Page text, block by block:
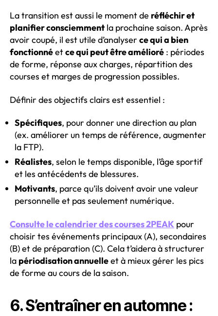
La transition est aussi le moment de réfléchir et
planifier consciemment la prochaine saison. Après
avoir coupé, il est utile d’analyser ce qui a bien
fonctionnéetce qui peut être amélioré : périodes
de forme, réponse aux charges, répartition des
courses et marges de progression possibles.
Définir des objectifs clairs est essentiel :
Spécifiques, pour donner une direction au plan
(ex. améliorer un temps de référence, augmenter
la FTP).
Réalistes, selon le temps disponible, l’âge sportif
et les antécédents de blessures.
Motivants, parce qu’ils doivent avoir une valeur
personnelle et pas seulement numérique.
Consulte le calendrier des courses 2PEAK pour
choisir tes événements principaux (A), secondaires
(B) et de préparation (C). Cela t’aidera à structurer
la périodisation annuelleet à mieux gérer les pics
de forme au cours de la saison.
6. S’entraîner en automne :